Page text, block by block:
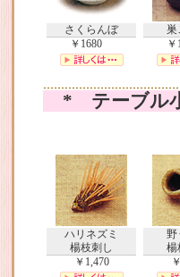
さくらんぼ
￥1680
巣
* テーブル
ハリネズミ
楊枝刺し
￥1,470
野
楊